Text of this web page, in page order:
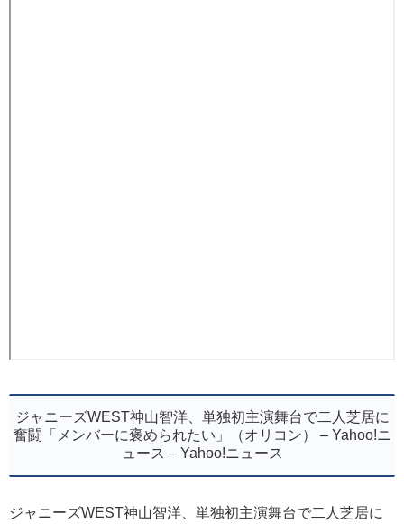
ジャニーズWEST神山智洋、単独初主演舞台で二人芝居に
奮闘「メンバーに褒められたい」（オリコン） – Yahoo!ニ
ュース – Yahoo!ニュース
ジャニーズWEST神山智洋、単独初主演舞台で二人芝居に